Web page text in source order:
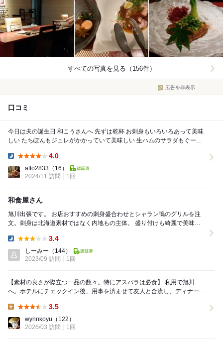
すべての写真を見る（156件）
広告を非表示
口コミ
今日は夫の誕生日 和こうさんへ 先ずは乾杯 お刺身もいろいろあって美味
しい たちぽんもジュレがかかっていて美味しい 生ハムのサラダもぐーっ
4.0
atto2833 （16）
2024/11 訪問
1回
和食屋さん
旭川出張です。 お店おすすめの刺身盛合わせとシャラン鴨のグリルを注
文。刺身は北海道素材ではなく内地もの主体。 盛り付けも綺麗で美味し
3.4
しーみー （144）
2023/09 訪問
1回
【素材の良さが際立つ一品の数々。特にアスパラは必食】 私用で旭川
へ。ホテルにチェックイン後、用事を済ませて友人と合流し、ディナーに
3.5
wynnkoyu （122）
2026/03 訪問
1回